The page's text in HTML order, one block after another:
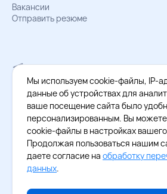
Вакансии
Отправить резюме
Мы в Телеграм
Документы об обработке персональных
Охрана труда – результаты СОУТ
Официальное приложение
Cкачайте бесплатное
Мы используем cookie-файлы, IP-
данные об устройствах для
ваше посещение сайта было
персонализированным. Вы
cookie-файлы в настройках
Продолжая пользоваться нашим
даете согласие на обработку
данных.